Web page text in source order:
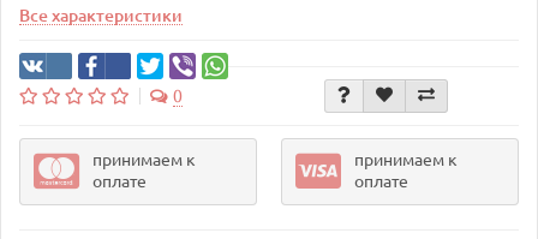
Все характеристики
0
принимаем к
оплате
принимаем к
оплате